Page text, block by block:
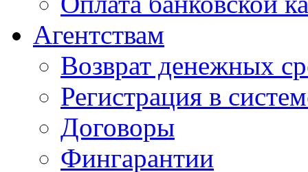
Агентствам
Возврат денежных
Регистрация в
Договоры
Фингарантии